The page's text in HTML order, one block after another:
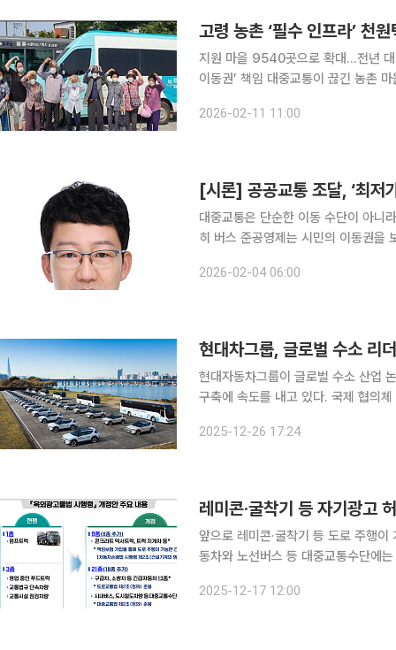
고령 농촌 ‘필수 인프라’ 천
지원 마을 9540곳으로 확대…전년 대
이동권’ 책임 대중교통이 끊긴 농촌 마을에서 이동권이 복지의 문제로 떠오른 가운데, 천원택시와
로 자리 잡고 있다. 병원·약국 같은 필
2026-02-11 11:00
[시론] 공공교통 조달, ‘최저
대중교통은 단순한 이동 수단이 아니
히 버스 준공영제는 시민의 이동권을
으로 관성적으로 운영되면서, 미래 산
2026-02-04 06:00
현대차그룹, 글로벌 수소 리
현대자동차그룹이 글로벌 수소 산업
구축에 속도를 내고 있다. 국제 협의
‘수소위원회 CEO 서밋’과 ‘월드 하
2025-12-26 17:24
레미콘·굴착기 등 자기광고
앞으로 레미콘·굴착기 등 도로 주행
동차와 노선버스 등 대중교통수단에는 전광판 사용이 가
16일 시행됐다고 17일 밝혔다. 이번
2025-12-17 12:00